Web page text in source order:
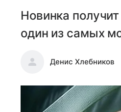
Новинка
один из самых
Денис Хлебников